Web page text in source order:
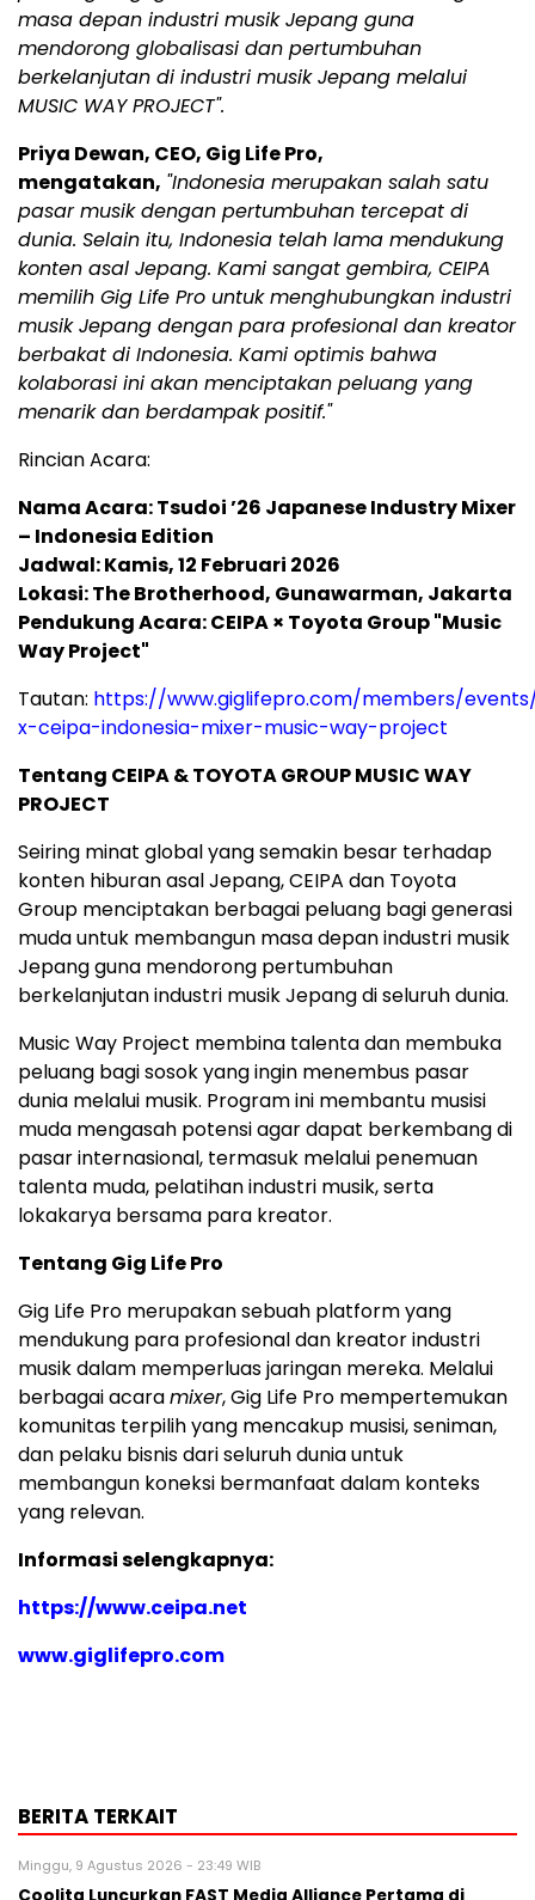
masa depan industri musik Jepang guna
mendorong globalisasi dan pertumbuhan
berkelanjutan di industri musik Jepang melalui
MUSIC WAY PROJECT".
Priya Dewan, CEO, Gig Life Pro,
mengatakan, "Indonesia merupakan salah satu
pasar musik dengan pertumbuhan tercepat di
dunia. Selain itu, Indonesia telah lama mendukung
konten asal Jepang. Kami sangat gembira, CEIPA
memilih Gig Life Pro untuk menghubungkan industri
musik Jepang dengan para profesional dan kreator
berbakat di Indonesia. Kami optimis bahwa
kolaborasi ini akan menciptakan peluang yang
menarik dan berdampak positif."
Rincian Acara:
Nama Acara: Tsudoi ’26 Japanese Industry Mixer
– Indonesia Edition
Jadwal: Kamis, 12 Februari 2026
Lokasi: The Brotherhood, Gunawarman, Jakarta
Pendukung Acara: CEIPA × Toyota Group "Music
Way Project"
Tautan: https://www.giglifepro.com/members/
x-ceipa-indonesia-mixer-music-way-project
Tentang CEIPA & TOYOTA GROUP MUSIC WAY
PROJECT
Seiring minat global yang semakin besar terhadap
konten hiburan asal Jepang, CEIPA dan Toyota
Group menciptakan berbagai peluang bagi generasi
muda untuk membangun masa depan industri musik
Jepang guna mendorong pertumbuhan
berkelanjutan industri musik Jepang di seluruh dunia.
Music Way Project membina talenta dan membuka
peluang bagi sosok yang ingin menembus pasar
dunia melalui musik. Program ini membantu musisi
muda mengasah potensi agar dapat berkembang di
pasar internasional, termasuk melalui penemuan
talenta muda, pelatihan industri musik, serta
lokakarya bersama para kreator.
Tentang Gig Life Pro
Gig Life Pro merupakan sebuah platform yang
mendukung para profesional dan kreator industri
musik dalam memperluas jaringan mereka. Melalui
berbagai acaramixer, Gig Life Pro mempertemukan
komunitas terpilih yang mencakup musisi, seniman,
dan pelaku bisnis dari seluruh dunia untuk
membangun koneksi bermanfaat dalam konteks
yang relevan.
Informasi selengkapnya:
https://www.ceipa.net
www.giglifepro.com
BERITA TERKAIT
Minggu, 9 Agustus 2026 - 23:49 WIB